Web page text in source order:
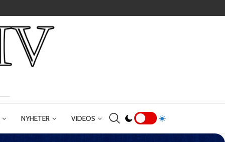
NYHETER VIDEOS